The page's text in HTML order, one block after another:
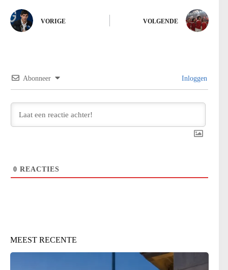
VORIGE VOLGENDE
Abonneer Inloggen
0 REACTIES
MEEST RECENTE